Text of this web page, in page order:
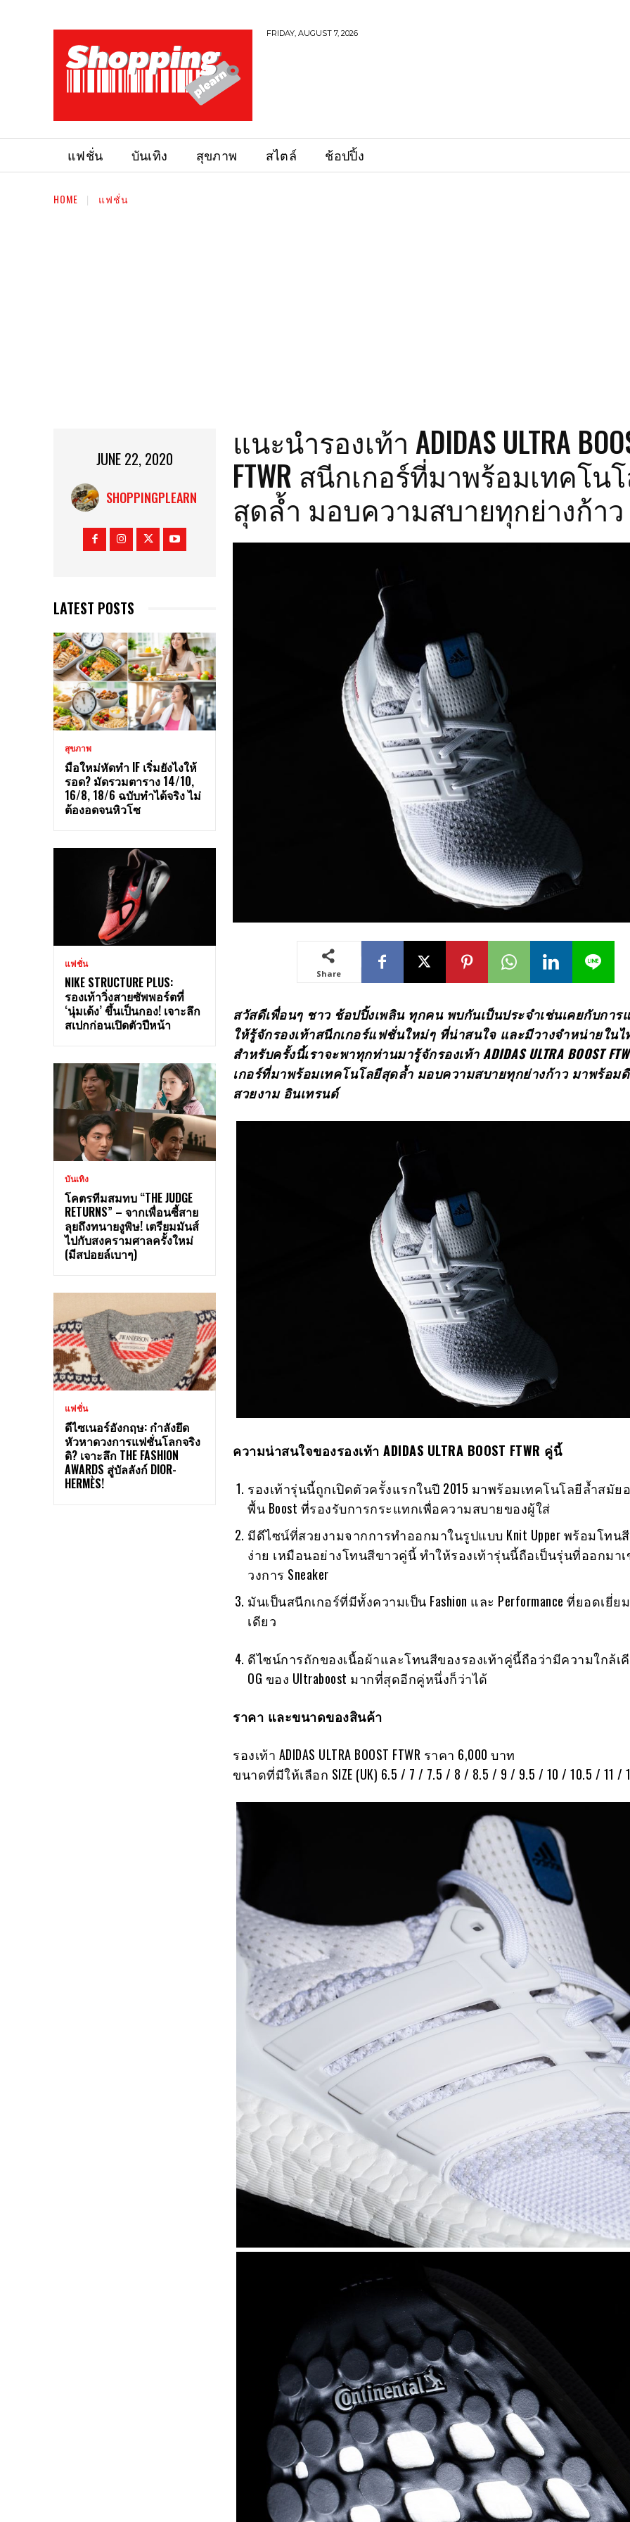
FRIDAY, AUGUST 7, 2026
แฟชั่น บันเทิง สุขภาพ สไตล์ ช้อปปิ้ง
HOME แฟชั่น
JUNE 22, 2020
SHOPPINGPLEARN
LATEST POSTS
สุขภาพ
มือใหม่หัดทำ IF เริ่มยังไงให้
รอด? มัดรวมตาราง 14/10,
16/8, 18/6 ฉบับทำได้จริง ไม่
ต้องอดจนหิวโซ
แฟชั่น
NIKE STRUCTURE PLUS:
รองเท้าวิ่งสายซัพพอร์ตที่
‘นุ่มเด้ง’ ขึ้นเป็นกอง! เจาะลึก
สเปกก่อนเปิดตัวปีหน้า
บันเทิง
โคตรทีมสมทบ “THE JUDGE
RETURNS” – จากเพื่อนซี้สาย
ลุยถึงทนายงูพิษ! เตรียมมันส์
ไปกับสงครามศาลครั้งใหม่
(มีสปอยล์เบาๆ)
แฟชั่น
ดีไซเนอร์อังกฤษ: กำลังยึด
หัวหาดวงการแฟชั่นโลกจริง
ดิ? เจาะลึก THE FASHION
AWARDS สู่บัลลังก์ DIOR-
HERMÈS!
แนะนำรองเท้า ADIDAS ULTRA
FTWR สนีกเกอร์ที่มาพร้อมเทคโน
สุดล้ำ มอบความสบายทุกย่างก้าว
Share
สวัสดีเพื่อนๆ ชาว ช้อปปิ้งเพลิน ทุกคน พบกันเป็นประจำเช่นเคยกับการ
ให้รู้จักรองเท้าสนีกเกอร์แฟชั่นใหม่ๆ ที่น่าสนใจ และมีวางจำหน่ายในไ
สำหรับครั้งนี้เราจะพาทุกท่านมารู้จักรองเท้า ADIDAS ULTRA BOOST
เกอร์ที่มาพร้อมเทคโนโลยีสุดล้ำ มอบความสบายทุกย่างก้าว มาพร้อม
สวยงาม อินเทรนด์
ความน่าสนใจของรองเท้า ADIDAS ULTRA BOOST FTWR คู่นี้
รองเท้ารุ่นนี้ถูกเปิดตัวครั้งแรกในปี 2015 มาพร้อมเทคโนโลยีล้ำสมัย
พื้น Boost ที่รองรับการกระแทกเพื่อความสบายของผู้ใส่
มีดีไซน์ที่สวยงามจากการทำออกมาในรูปแบบ Knit Upper พร้อมโทน
ง่าย เหมือนอย่างโทนสีขาวคู่นี้ ทำให้รองเท้ารุ่นนี้ถือเป็นรุ่นที่ออกมา
วงการ Sneaker
มันเป็นสนีกเกอร์ที่มีทั้งความเป็น Fashion และ Performance ที่ยอดเยี่ย
เดียว
ดีไซน์การถักของเนื้อผ้าและโทนสีของรองเท้าคู่นี้ถือว่ามีความใกล้เ
OG ของ Ultraboost มากที่สุดอีกคู่หนึ่งก็ว่าได้
ราคา และขนาดของสินค้า
รองเท้า ADIDAS ULTRA BOOST FTWR ราคา 6,000 บาท
ขนาดที่มีให้เลือก SIZE (UK) 6.5 / 7 / 7.5 / 8 / 8.5 / 9 / 9.5 / 10 / 10.5 / 11 /